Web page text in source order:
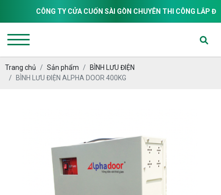
CÔNG TY CỬA CUỐN SÀI GÒN CHUYÊN THI CÔNG LẮP ĐẶT
Trang chủ Sản phẩm
BÌNH LƯU ĐIỆN
BÌNH LƯU ĐIỆN ALPHA DOOR 400KG